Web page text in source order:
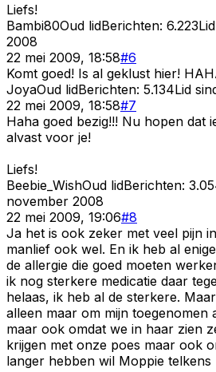
Liefs!
Bambi80Oud lidBerichten: 6.223
2008
22 mei 2009, 18:58#6
Komt goed! Is al geklust hier!
JoyaOud lidBerichten: 5.134Lid
22 mei 2009, 18:58#7
Haha goed bezig!!! Nu hopen dat
alvast voor je!
Liefs!
Beebie_WishOud lidBerichten:
november 2008
22 mei 2009, 19:06#8
Ja het is ook zeker met veel pijn
manlief ook wel. En ik heb al
de allergie die goed moeten
ik nog sterkere medicatie daar
helaas, ik heb al de sterkere.
alleen maar om mijn toegenomen
maar ook omdat we in haar zien
krijgen met onze poes maar ook
langer hebben wil Moppie telkens